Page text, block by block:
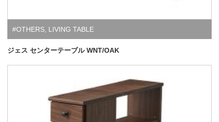
#OTHERS LIVING TABLE
ジェス センターテーブル WNT/OAK